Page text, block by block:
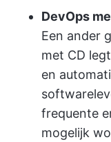
DevOps
Een ander
met CD
en
frequente
mogelijk